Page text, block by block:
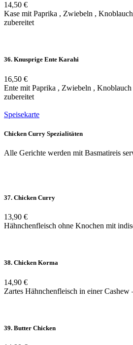
14,50 €
Kase mit Paprika , Zwiebeln ,
zubereitet
36. Knusprige Ente Karahi
16,50 €
Ente mit Paprika , Zwiebeln ,
zubereitet
Speisekarte
Chicken Curry Spezialitäten
Alle Gerichte werden mit Basmatireis
37. Chicken Curry
13,90 €
Hähnchenfleisch ohne Knochen mit
38. Chicken Korma
14,90 €
Zartes Hähnchenfleisch in einer Cashew
39. Butter Chicken